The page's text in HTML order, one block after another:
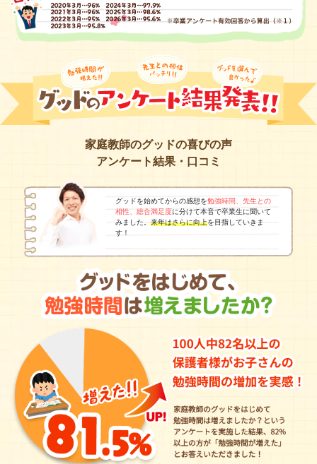
家庭教師のグッドの喜びの声
アンケート結果・口コミ
グッドを始めてからの感想を勉強時間、先生との
相性、総合満足度に分けて本音で卒業生に聞いて
みました。来年はさらに向上を目指していきま
す！